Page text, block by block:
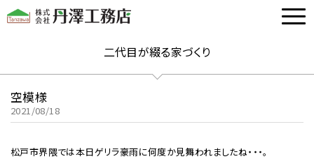
二代目が綴る家づくり
空模様
2021/08/18
松戸市界隈では本日ゲリラ豪雨に何度か見舞われましたね・・・。